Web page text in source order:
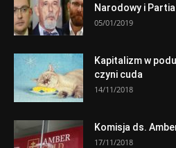
Narodowy i
05/01/2019
Kapitalizm w
czyni cuda
14/11/2018
Komisja ds.
17/11/2018